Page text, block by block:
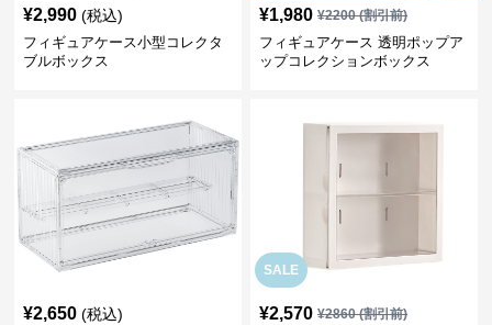
¥2,990 (税込)
フィギュアケース小型コレクタ
ブルボックス
¥1,980 ¥2200(割引前)
フィギュアケース 透明ポップア
ップコレクションボックス
¥2,650 (税込)
SALE
¥2,570 ¥2860(割引前)